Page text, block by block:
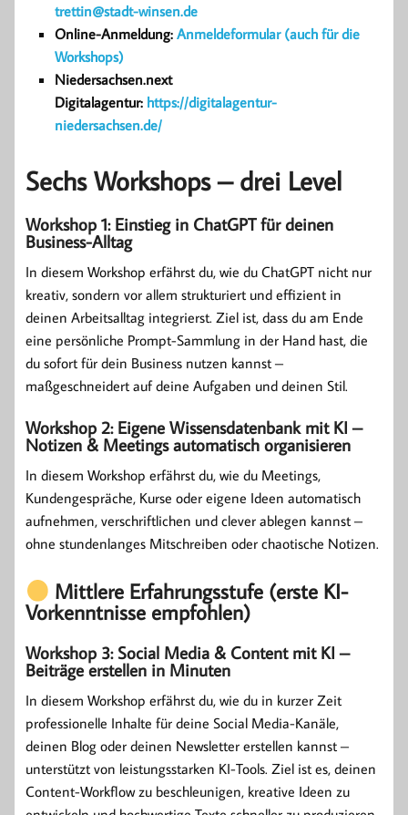
trettin@stadt-winsen.de
Online-Anmeldung: Anmeldeformular (auch für die
Workshops)
Niedersachsen.next
Digitalagentur: https://digitalagentur-
niedersachsen.de/
Sechs Workshops – drei Level
Workshop 1: Einstieg in ChatGPT für deinen
Business-Alltag
In diesem Workshop erfährst du, wie du ChatGPT nicht nur
kreativ, sondern vor allem strukturiert und effizient in
deinen Arbeitsalltag integrierst. Ziel ist, dass du am Ende
eine persönliche Prompt-Sammlung in der Hand hast, die
du sofort für dein Business nutzen kannst –
maßgeschneidert auf deine Aufgaben und deinen Stil.
Workshop 2: Eigene Wissensdatenbank mit KI –
Notizen & Meetings automatisch organisieren
In diesem Workshop erfährst du, wie du Meetings,
Kundengespräche, Kurse oder eigene Ideen automatisch
aufnehmen, verschriftlichen und clever ablegen kannst –
ohne stundenlanges Mitschreiben oder chaotische Notizen.
Mittlere Erfahrungsstufe (erste KI-
Vorkenntnisse empfohlen)
Workshop 3: Social Media & Content mit KI –
Beiträge erstellen in Minuten
In diesem Workshop erfährst du, wie du in kurzer Zeit
professionelle Inhalte für deine Social Media-Kanäle,
deinen Blog oder deinen Newsletter erstellen kannst –
unterstützt von leistungsstarken KI-Tools. Ziel ist es, deinen
Content-Workflow zu beschleunigen, kreative Ideen zu